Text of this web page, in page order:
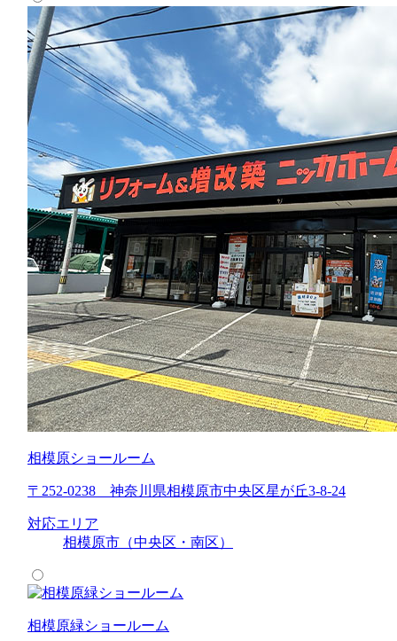
相模原ショールーム
〒252-0238 神奈川県相模原市中央区星が丘3-8-24
対応エリア
相模原市（中央区・南区）
相模原緑ショールーム